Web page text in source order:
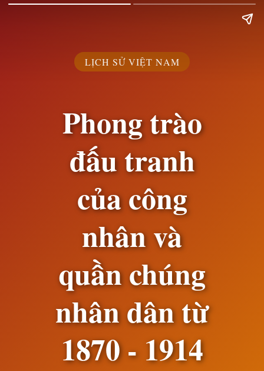
LỊCH SỬ VIỆT NAM
Phong trào
đấu tranh
của công
nhân và
quần chúng
nhân dân từ
1870 - 1914